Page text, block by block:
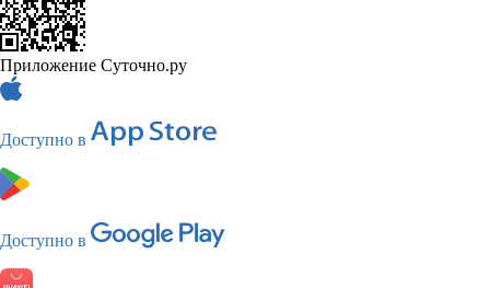
Приложение Суточно.ру
Доступно в
Доступно в